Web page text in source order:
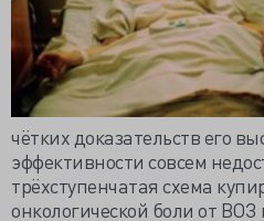
чётких доказательств его
эффективности совсем
трёхступенчатая схема
онкологической боли от